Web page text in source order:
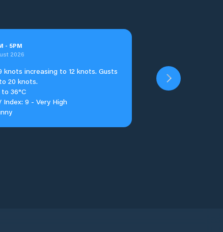
- 5PM
2026
knots increasing to 12 knots. Gusts
20 knots.
to 36°C
Index: 9 - Very High